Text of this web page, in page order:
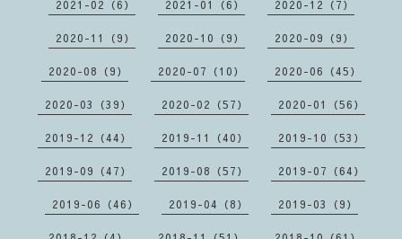
2021-02（6） 2021-01（6） 2020-12（7）
2020-11（9） 2020-10（9） 2020-09（9）
2020-08（9） 2020-07（10） 2020-06（45）
2020-03（39） 2020-02（57） 2020-01（56）
2019-12（44） 2019-11（40） 2019-10（53）
2019-09（47） 2019-08（57） 2019-07（64）
2019-06（46） 2019-04（8） 2019-03（9）